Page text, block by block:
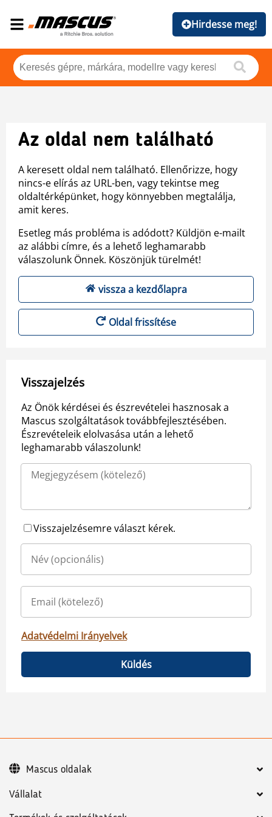
Hirdesse meg!
Az oldal nem található
A keresett oldal nem található. Ellenőrizze, hogy
nincs-e elírás az URL-ben, vagy tekintse meg
oldaltérképünket, hogy könnyebben megtalálja,
amit keres.
Esetleg más probléma is adódott? Küldjön e-mailt
az alábbi címre, és a lehető leghamarabb
válaszolunk Önnek. Köszönjük türelmét!
vissza a kezdőlapra
Oldal frissítése
Visszajelzés
Az Önök kérdései és észrevételei hasznosak a
Mascus szolgáltatások továbbfejlesztésében.
Észrevételeik elolvasása után a lehető
leghamarabb válaszolunk!
Visszajelzésemre választ kérek.
Adatvédelmi Irányelvek
Küldés
Vállalat
Mascus oldalak